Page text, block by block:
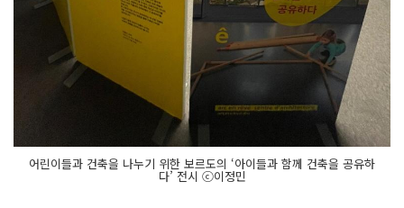
어린이들과 건축을 나누기 위한 보르도의 ‘아이들과 함께 건축을 공유하
다’ 전시 ⓒ이정민